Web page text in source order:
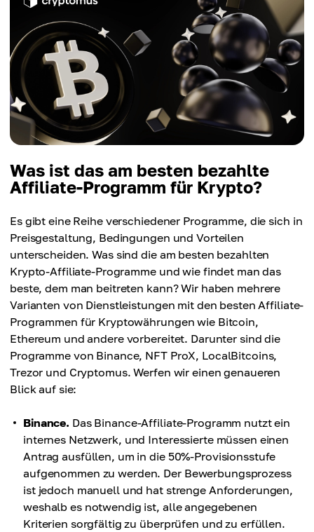
Was ist das am besten bezahlte
Affiliate-Programm für Krypto?
Es gibt eine Reihe verschiedener Programme, die sich in
Preisgestaltung, Bedingungen und Vorteilen
unterscheiden. Was sind die am besten bezahlten
Krypto-Affiliate-Programme und wie findet man das
beste, dem man beitreten kann? Wir haben mehrere
Varianten von Dienstleistungen mit den besten Affiliate-
Programmen für Kryptowährungen wie Bitcoin,
Ethereum und andere vorbereitet. Darunter sind die
Programme von Binance, NFT ProX, LocalBitcoins,
Trezor und Cryptomus. Werfen wir einen genaueren
Blick auf sie:
Binance. Das Binance-Affiliate-Programm nutzt ein
internes Netzwerk, und Interessierte müssen einen
Antrag ausfüllen, um in die 50%-Provisionsstufe
aufgenommen zu werden. Der Bewerbungsprozess
ist jedoch manuell und hat strenge Anforderungen,
weshalb es notwendig ist, alle angegebenen
Kriterien sorgfältig zu überprüfen und zu erfüllen.